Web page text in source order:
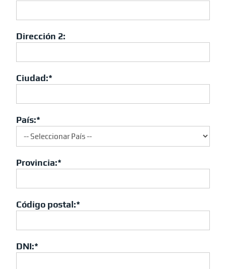
Dirección 2:
Ciudad:*
País:*
Provincia:*
Código postal:*
DNI:*